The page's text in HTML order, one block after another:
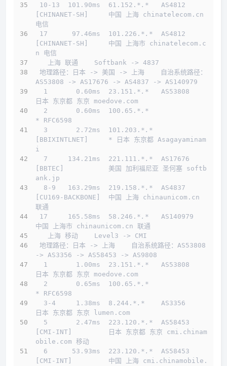
10-13  101.90ms  61.152. *.*
   AS4812
[CHINANET-SH]     中国 上海 chinatelecom.cn
电信
17      97.46ms  101.226. *.*
  AS4812
[CHINANET-SH]     中国 上海市 chinatelecom.c
n 电信
   上海 联通    Softbank -> 4837
AS53808 -> AS17676 -> AS4837 -> AS140979
  1       0.60ms  23.151.
*.*
   AS53808
日本 东京都 东京 moedove.com
  2       0.60ms  100.65.
*.*
* RFC6598
  3       2.72ms  101.203.
*.*
[BBIXINTLNET]     * 日本 东京都 Asagayaminam
i
  7     134.21ms  221.111.
*.*
  AS17676
[BBTEC]           美国 加利福尼亚 圣何塞 softb
ank.jp
  8-9   163.29ms  219.158.
*.*
  AS4837
[CU169-BACKBONE]  中国 上海 chinaunicom.cn
联通
17     165.58ms  58.246. *.*
   AS140979
中国 上海市 chinaunicom.cn 联通
   上海 移动    Level3 -> CMI
-> AS3356 -> AS58453 -> AS9808
  1       1.00ms  23.151.
*.*
   AS53808
日本 东京都 东京 moedove.com
  2       0.65ms  100.65.
*.*
* RFC6598
  3-4     1.38ms  8.244.
*.*
    AS3356
日本 东京都 东京 lumen.com
  5       2.47ms  223.120.
*.*
  AS58453
[CMI-INT]         日本 东京都 东京 cmi.chinam
obile.com 移动
  6      53.93ms  223.120.
*.*
  AS58453
[CMI-INT]         中国 上海 cmi.chinamobile.